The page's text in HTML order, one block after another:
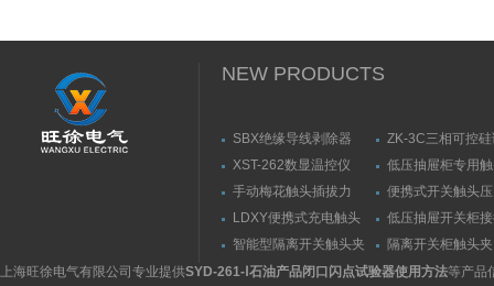
NEW PRODUCTS
SBX绝缘导线剥除器
ZK-3C三相可控
触发器
XST-262数显温控仪
低压抽屉柜专用
力测量仪套装
手动梅花触头插拔力
（推拉力）测量仪
便携式开关触头
（夹紧力）测量仪
LDXY便携式充电触头
（指）夹紧力测量仪
低压抽屉开关柜
触头（夹紧力）
智能型隔离开关触头夹
紧力测试仪
隔离开关柜触头
测试仪/精度传感
上海旺徐电气有限公司专业提供SYD-261-Ⅰ石油产品闭口闪点试验器使用方法等产品